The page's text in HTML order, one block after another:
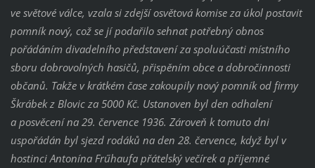
ve světové válce, vzala si zdejší osvětová komise za úkol postavit
pomník nový, což se jí podařilo sehnat potřebný obnos
pořádáním divadelního představení za spoluúčasti místního
sboru dobrovolných hasičů, přispěním obce a dobročinnosti
občanů. Takže v krátkém čase zakoupily nový pomník od firmy
Škrábek z Blovic za 5000 Kč. Ustanoven byl den odhalení
a posvěcení na 29. července 1936. Zároveň k tomuto dni
uspořádán byl sjezd rodáků na den 28. července, když byl v
hostinci Antonína Frűhaufa přátelský večírek a příjemné